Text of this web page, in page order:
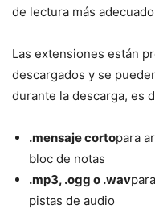
de lectura más
Las extensiones están
descargados y se
durante la descarga, es
.mensaje cortopara
bloc de notas
.mp3, .ogg o .wav
pistas de audio